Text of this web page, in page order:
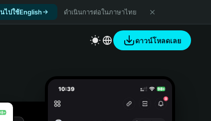
ไปใช้English ดำเนินการต่อในภาษาไทย
ดาวน์โหลดเลย